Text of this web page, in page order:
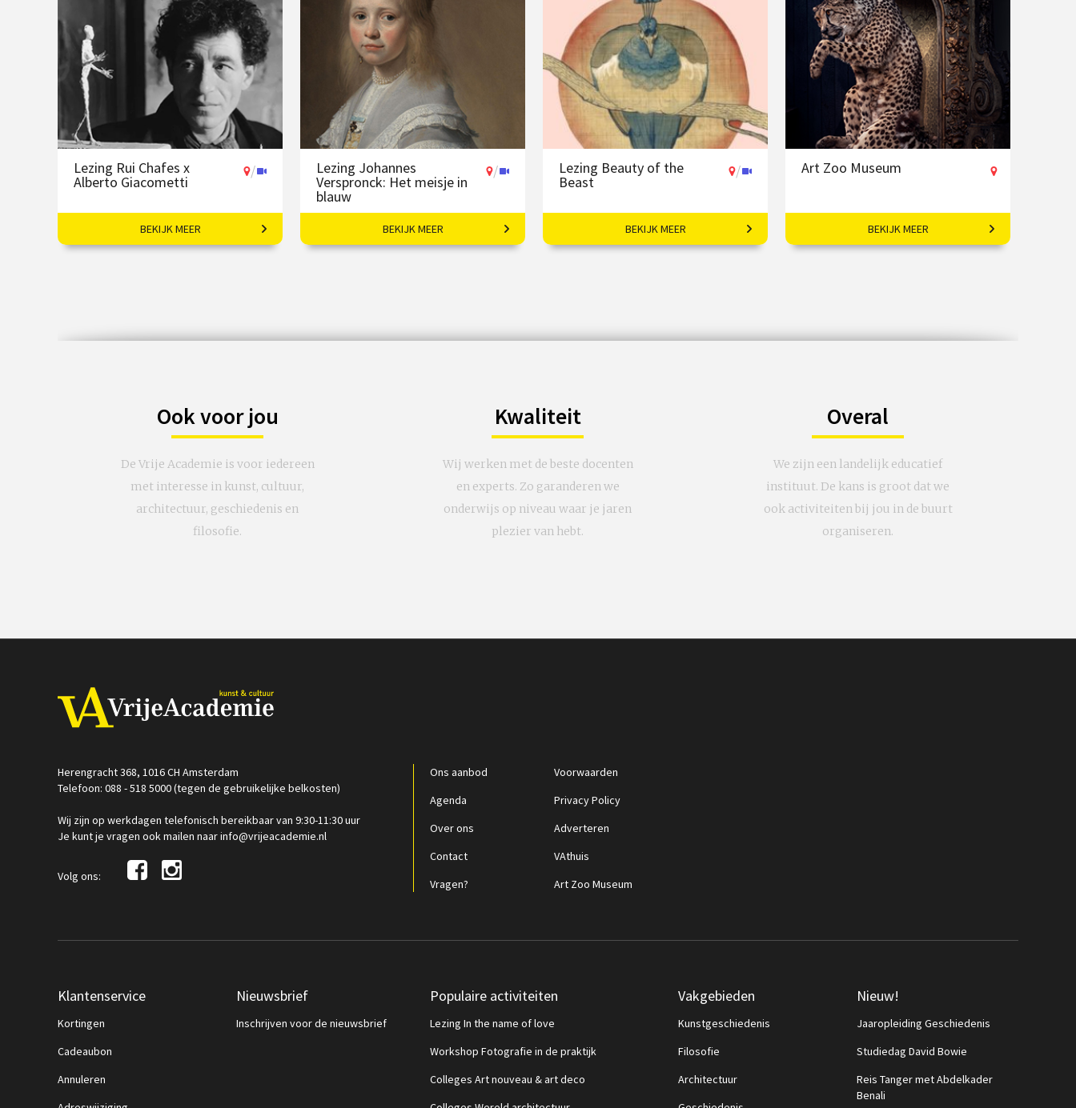
Lezing Rui Chafes x
Alberto Giacometti
/
Ontmoeting tussen twee
grootmeesters.
BEKIJK MEER
Lezing Johannes
Verspronck: Het meisje in
blauw
/
Drie portretten en een
onbekende identiteit.
BEKIJK MEER
Lezing Beauty of the
Beast
/
Die­ren in de art nou­veau.
BEKIJK MEER
Art Zoo Museum
Waar kunst, ambacht en natuur
samenkomen.
BEKIJK MEER
Ook voor jou
De Vrije Academie is voor iedereen
met interesse in kunst, cultuur,
architectuur, geschiedenis en
filosofie.
Kwaliteit
Wij werken met de beste docenten
en experts. Zo garanderen we
onderwijs op niveau waar je jaren
plezier van hebt.
Overal
We zijn een landelijk educatief
instituut. De kans is groot dat we
ook activiteiten bij jou in de buurt
organiseren.
Herengracht 368, 1016 CH Amsterdam
Telefoon: 088 - 518 5000 (tegen de gebruikelijke belkosten)
Wij zijn op werkdagen telefonisch bereikbaar van 9:30-11:30 uur
Je kunt je vragen ook mailen naar info@vrijeacademie.nl
Volg ons:
Ons aanbod
Agenda
Over ons
Contact
Vragen?
Voorwaarden
Privacy Policy
Adverteren
VAthuis
Art Zoo Museum
Klantenservice
Kortingen
Cadeaubon
Annuleren
Nieuwsbrief
Inschrijven voor de nieuwsbrief
Populaire activiteiten
Lezing In the name of love
Workshop Fotografie in de praktijk
Colleges Art nouveau & art deco
Vakgebieden
Kunstgeschiedenis
Filosofie
Architectuur
Nieuw!
Jaaropleiding Geschiedenis
Studiedag David Bowie
Reis Tanger met Abdelkader
Benali